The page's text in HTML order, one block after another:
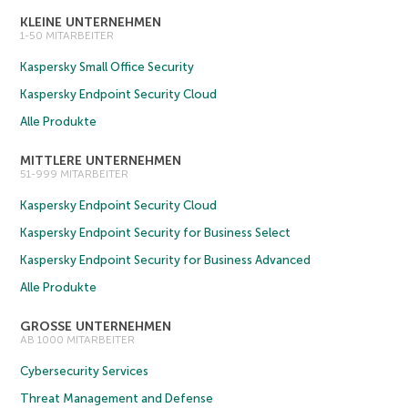
KLEINE UNTERNEHMEN
1-50 MITARBEITER
Kaspersky Small Office Security
Kaspersky Endpoint Security Cloud
Alle Produkte
MITTLERE UNTERNEHMEN
51-999 MITARBEITER
Kaspersky Endpoint Security Cloud
Kaspersky Endpoint Security for Business Select
Kaspersky Endpoint Security for Business Advanced
Alle Produkte
GROSSE UNTERNEHMEN
AB 1000 MITARBEITER
Cybersecurity Services
Threat Management and Defense